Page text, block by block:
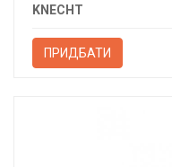
KNECHT
ПРИДБАТИ